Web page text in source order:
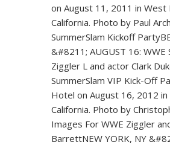
on August 11, 2011 in West
California. Photo by Paul
SummerSlam Kickoff
&#8211; AUGUST 16:
Ziggler L and actor Clark
SummerSlam VIP Kick-Off
Hotel on August 16, 2012
California. Photo by
Images For WWE Ziggler
BarrettNEW YORK, NY